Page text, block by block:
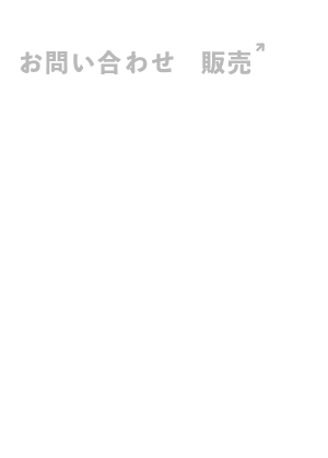
お問い合わせ 販売